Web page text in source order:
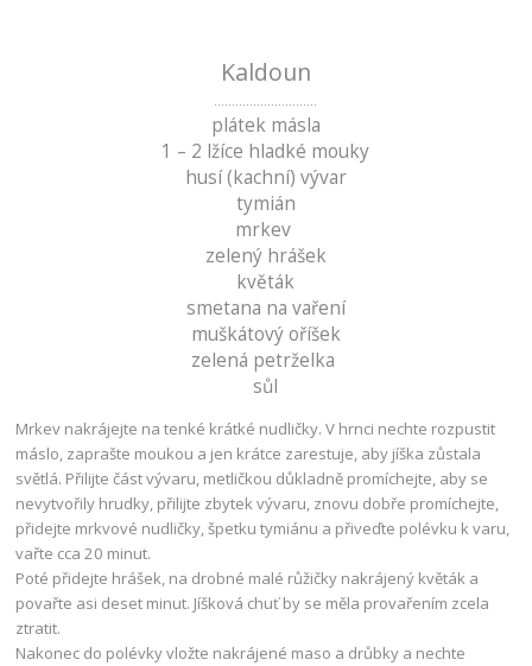
Kaldoun
plátek másla
1 – 2 lžíce hladké mouky
husí (kachní) vývar
tymián
mrkev
zelený hrášek
květák
smetana na vaření
muškátový oříšek
zelená petrželka
sůl
Mrkev nakrájejte na tenké krátké nudličky. V hrnci nechte rozpustit
máslo, zaprašte moukou a jen krátce zarestuje, aby jíška zůstala
světlá. Přilijte část vývaru, metličkou důkladně promíchejte, aby se
nevytvořily hrudky, přilijte zbytek vývaru, znovu dobře promíchejte,
přidejte mrkvové nudličky, špetku tymiánu a přiveďte polévku k varu,
vařte cca 20 minut.
Poté přidejte hrášek, na drobné malé růžičky nakrájený květák a
povařte asi deset minut. Jíšková chuť by se měla provařením zcela
ztratit.
Nakonec do polévky vložte nakrájené maso a drůbky a nechte